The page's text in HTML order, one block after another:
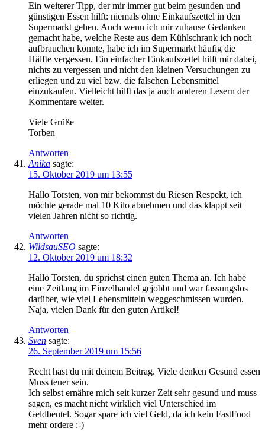
Ein weiterer Tipp, der mir immer gut beim gesunden und
günstigen Essen hilft: niemals ohne Einkaufszettel in den
Supermarkt gehen. Auch wenn ich mir zuhause Gedanken
gemacht habe, welche Reste aus dem Kühlschrank ich noch
aufbrauchen könnte, habe ich im Supermarkt häufig die
Hälfte vergessen. Ein einfacher Einkaufszettel hilft mir dabei,
nichts zu vergessen und nicht den kleinen Versuchungen zu
erliegen und zu viel bzw. die falschen Lebensmittel
einzukaufen. Vielleicht hilft das ja auch anderen Lesern der
Kommentare weiter.
Viele Grüße
Torben
Antworten
Anika sagte:
15. Oktober 2019 um 13:55
Hallo Torsten, von mir bekommst du Riesen Respekt, ich
möchte gerade mal 10 Kilo abnehmen und das klappt seit
vielen Jahren nicht so richtig.
Antworten
WildsauSEO sagte:
12. Oktober 2019 um 18:32
Hallo Torsten, du sprichst einen guten Thema an. Ich habe
eine Zeitlang im Einzelhandel gejobbt und war fassungslos
darüber, wie viel Lebensmitteln weggeschmissen wurden.
Naja, vielen Dank für den guten Artikel!
Antworten
Sven sagte:
26. September 2019 um 15:56
Recht hast du mit deinem Beitrag. Viele denken Gesund essen
Muss teuer sein.
Ich selbst ernähre mich seit kurzer Zeit sehr gesund und muss
sagen, es macht nicht wirklich viel Unterschied im
Geldbeutel. Sogar spare ich viel Geld, da ich kein FastFood
mehr ordere :-)